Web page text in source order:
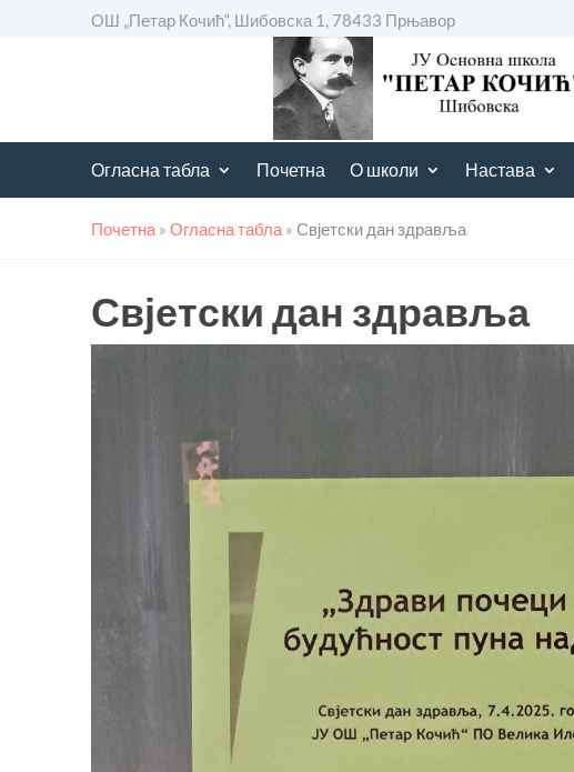
ОШ „Петар Кочић“, Шибовска 1, 78433 Прњавор
Огласна табла Почетна О школи Настава
Почетна » Огласна табла » Свјетски дан здравља
Свјетски дан здравља